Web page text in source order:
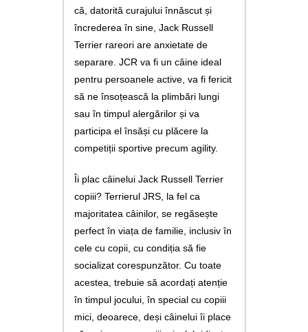
că, datorită curajului înnăscut și
încrederea în sine, Jack Russell
Terrier rareori are anxietate de
separare. JCR va fi un câine ideal
pentru persoanele active, va fi fericit
să ne însoțească la plimbări lungi
sau în timpul alergărilor și va
participa el însăși cu plăcere la
competiții sportive precum agility.
Îi plac câinelui Jack Russell Terrier
copiii? Terrierul JRS, la fel ca
majoritatea câinilor, se regăsește
perfect în viața de familie, inclusiv în
cele cu copii, cu condiția să fie
socializat corespunzător. Cu toate
acestea, trebuie să acordați atenție
în timpul jocului, în special cu copiii
mici, deoarece, deși câinelui îi place